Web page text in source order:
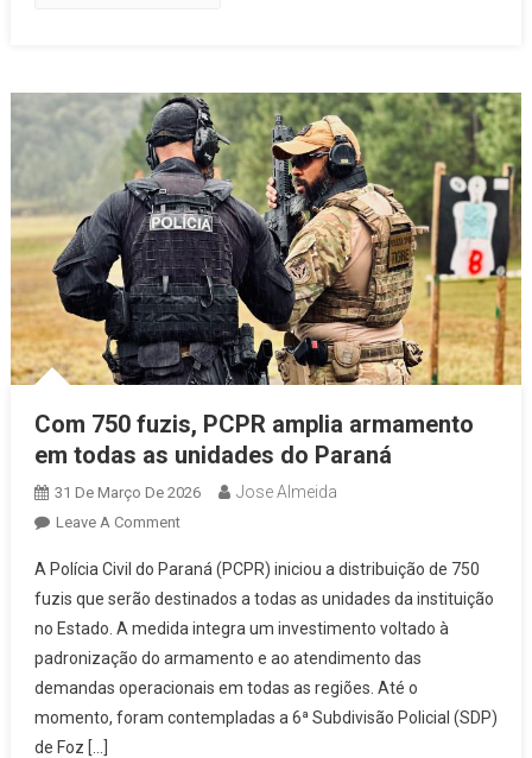
Com 750 fuzis, PCPR amplia armamento
em todas as unidades do Paraná
31 De Março De 2026 Jose Almeida
Leave A CommentOn
750
Fuzis,
PCPR
Amplia
Armamento
Em
A Polícia Civil do Paraná (PCPR) iniciou a distribuição de 750
fuzis que serão destinados a todas as unidades da instituição
no Estado. A medida integra um investimento voltado à
padronização do armamento e ao atendimento das
demandas operacionais em todas as regiões. Até o
momento, foram contempladas a 6ª Subdivisão Policial (SDP)
de Foz […]